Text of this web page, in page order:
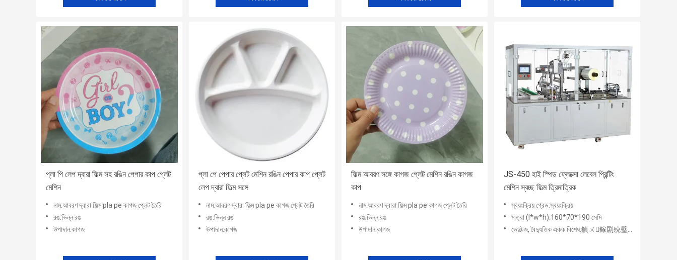
প্লা পি লেপ দ্বারা ফিল্ম সহ রঙিন পেপার কাপ প্লেট
মেশিন
নাম:আবরণ দ্বারা ফিল্ম pla pe কাগজ প্লেট তৈরি
রঙ:ভিন্ন রঙ
উপাদান:কাগজ
প্লা পে পেপার প্লেট মেশিন রঙিন পেপার কাপ প্লেট
লেপ দ্বারা ফিল্ম সঙ্গে
নাম:আবরণ দ্বারা ফিল্ম pla pe কাগজ প্লেট তৈরি
রঙ:ভিন্ন রঙ
উপাদান:কাগজ
ফিল্ম আবরণ সঙ্গে কাগজ প্লেট মেশিন রঙিন কাগজ
কাপ
নাম:আবরণ দ্বারা ফিল্ম pla pe কাগজ প্লেট তৈরি
রঙ:ভিন্ন রঙ
উপাদান:কাগজ
JS-450 হাই স্পিড ফ্লেক্সো লেবেল প্রিন্টিং
মেশিন স্বচ্ছ ফিল্ম ত্রিমাত্রিক
স্বয়ংক্রিয় গ্রেড:স্বয়ংক্রিয়
মাত্রা (l*w*h):160*70*190 সেমি
ভোল্টেজ, বৈদ্যুতিক একক বিশেষ:鎮ㄨ鎵剧殑璧勬簮宸茶鍒犻櫎銆佸凡鏇村悕鎴栨殏鏃朵笉鍙敤銆